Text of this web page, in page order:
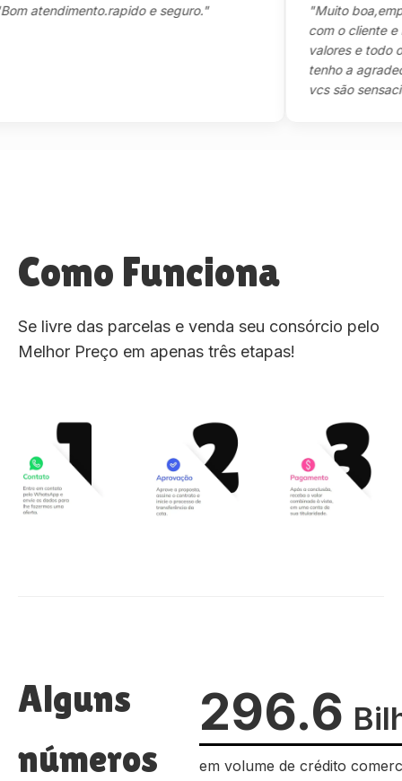
e seguro."
"Muito
com o cliente e
valores e todo o
tenho a agradecer
vcs são sensacional."
Como Funciona
Se livre das parcelas e venda seu consórcio pelo
Melhor Preço em apenas três etapas!
Alguns
números
296.6
em volume de crédito